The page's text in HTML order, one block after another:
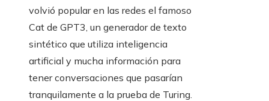
volvió popular en las redes el famoso
Cat de GPT3, un generador de texto
sintético que utiliza inteligencia
artificial y mucha información para
tener conversaciones que pasarían
tranquilamente a la prueba de Turing.